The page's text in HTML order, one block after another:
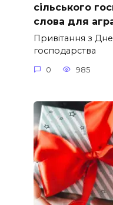
сільського
слова для
Привітання з
господарства
0 985